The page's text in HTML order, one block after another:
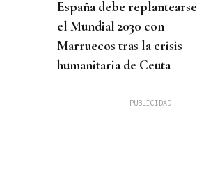
España debe replantearse
el Mundial 2030 con
Marruecos tras la crisis
humanitaria de Ceuta